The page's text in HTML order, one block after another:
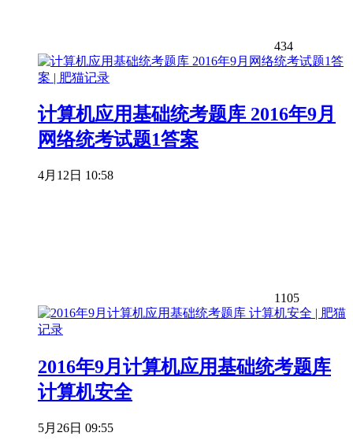
434
计算机应用基础统考题库 2016年9月
网络统考试题1答案
4月12日 10:58
1105
2016年9月计算机应用基础统考题库
计算机安全
5月26日 09:55